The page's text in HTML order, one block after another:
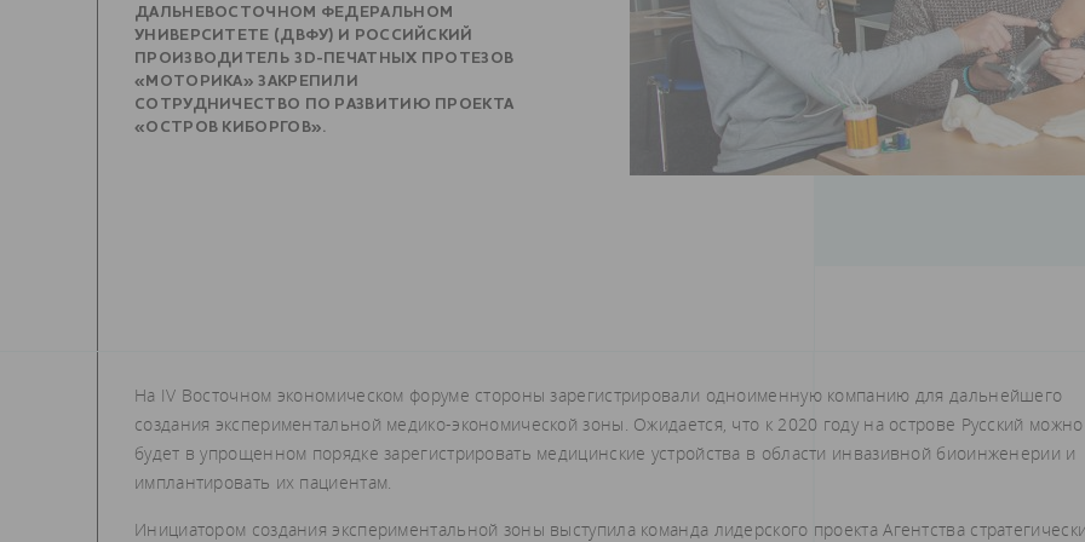
ДАЛЬНЕВОСТОЧНОМ ФЕДЕРАЛЬНОМ
УНИВЕРСИТЕТЕ (ДВФУ) И РОССИЙСКИЙ
ПРОИЗВОДИТЕЛЬ 3D-ПЕЧАТНЫХ ПРОТЕЗОВ
«МОТОРИКА» ЗАКРЕПИЛИ
СОТРУДНИЧЕСТВО ПО РАЗВИТИЮ ПРОЕКТА
«ОСТРОВ КИБОРГОВ».
На IV Восточном экономическом форуме стороны зарегистрировали одноименную компанию для дальнейшего
создания экспериментальной медико-экономической зоны. Ожидается, что к 2020 году на острове Русский можно
будет в упрощенном порядке зарегистрировать медицинские устройства в области инвазивной биоинженерии и
имплантировать их пациентам.
Инициатором создания экспериментальной зоны выступила команда лидерского проекта Агентства